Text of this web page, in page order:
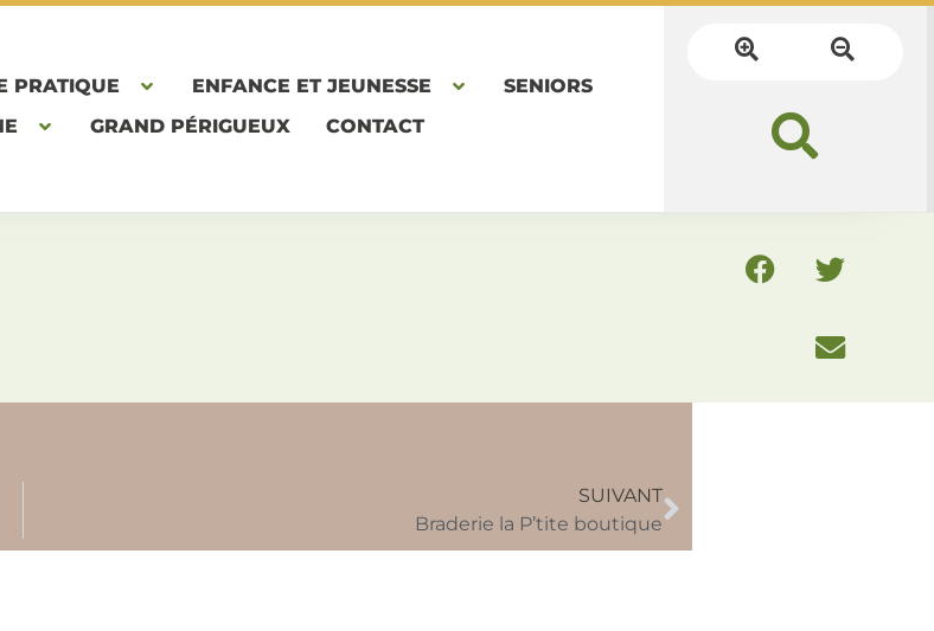
PRATIQUE ENFANCE ET JEUNESSE
SENIORS
GRAND PÉRIGUEUX CONTACT
SUIVANT
Braderie la P’tite boutique